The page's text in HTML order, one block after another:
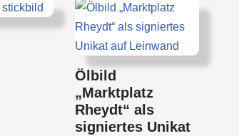
Ölbild
„Marktplatz
Rheydt“ als
signiertes Unikat